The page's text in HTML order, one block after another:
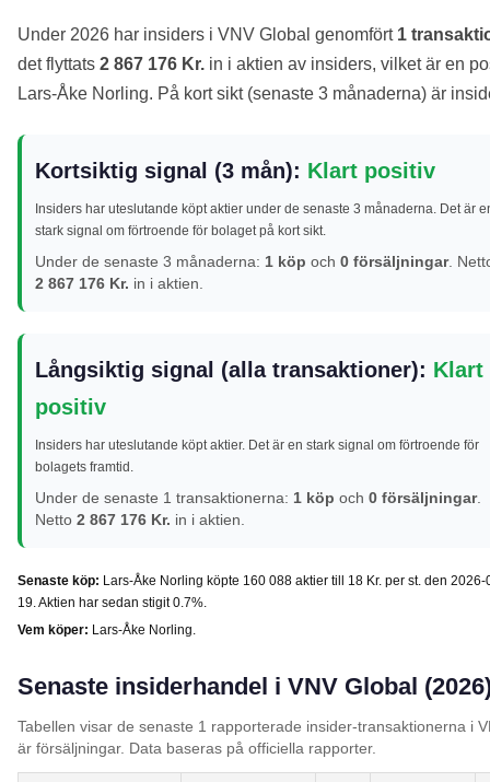
Under 2026 har insiders i VNV Global genomfört 1
det flyttats 2 867 176 Kr. in i aktien av insiders, vilket är en
Lars-Åke Norling. På kort sikt (senaste 3 månaderna) är
Kortsiktig signal (3 mån): Klart positiv
Insiders har uteslutande köpt aktier under de senaste 3 månaderna. Det är
stark signal om förtroende för bolaget på kort sikt.
Under de senaste 3 månaderna: 1 köp och 0 försäljningar.
2 867 176 Kr. in i aktien.
Långsiktig signal (alla transaktioner): Klart
positiv
Insiders har uteslutande köpt aktier. Det är en stark signal om förtroende för
bolagets framtid.
Under de senaste 1 transaktionerna: 1 köp och 0 försäljningar.
Netto 2 867 176 Kr. in i aktien.
Senaste köp: Lars-Åke Norling köpte 160 088 aktier till 18 Kr. per st. den 2026-
19. Aktien har sedan stigit 0.7%.
Vem köper: Lars-Åke Norling.
Senaste insiderhandel i VNV Global
Tabellen visar de senaste 1 rapporterade insider-transaktionerna i
är försäljningar. Data baseras på officiella rapporter.